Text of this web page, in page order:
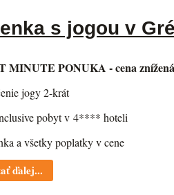
s jogou v
MINUTE PONUKA - cena
jogy 2-krát
pobyt v 4**** hoteli
a všetky poplatky v cene
ďalej...